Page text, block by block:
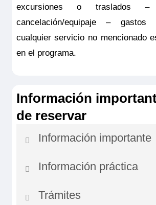
excursiones o traslados
cancelación/equipaje – gastos
cualquier servicio no mencionado
en el programa.
Información
de reservar
Información importante
Atención: la navegación está
perturbar los itinerarios y en
Información práctica
Dificultad: nivel 2 (en una escala
Trámites